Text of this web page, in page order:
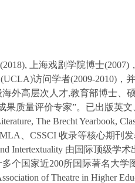
上海戏剧学院博士
(UCLA)访问学者(2009-2010)，
外高层次人才,教育部博士、
质量评价专家”。已出版英
The Brecht Yearbook,
MLA、CSSCI 收录等核心期刊
Intertextuality 由国际顶级学术
个国家近200所国际著名大学
of Theatre in Higher